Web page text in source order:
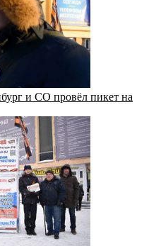
и СО провёл пикет на